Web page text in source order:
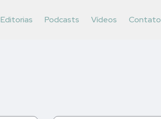
Editorias Podcasts Vídeos Contato